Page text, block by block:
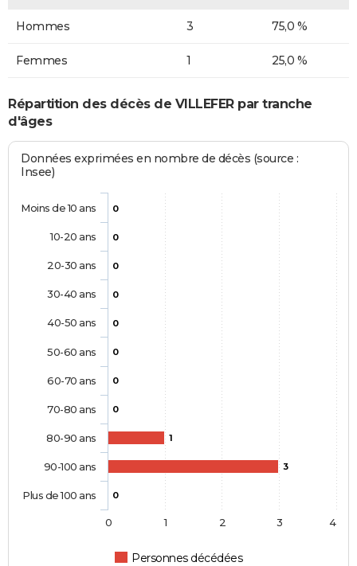
Hommes 3 75,0 %
Femmes 1 25,0 %
Répartition des décès de VILLEFER par tranche
d'âges
Données exprimées en nombre de décès (source :
Insee)
0
0
0
0
0
0
0
0
1
3
0
Personnes décédées
Moins de 10 ans
10-20 ans
20-30 ans
30-40 ans
40-50 ans
50-60 ans
60-70 ans
70-80 ans
80-90 ans
90-100 ans
Plus de 100 ans
0 1 2 3 4